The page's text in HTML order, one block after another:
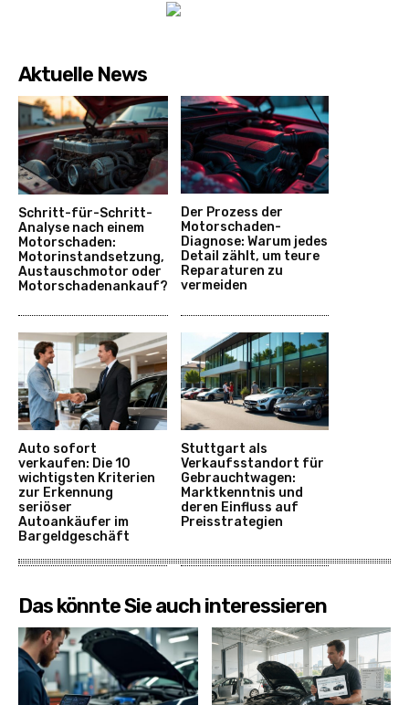
Aktuelle News
Schritt-für-Schritt-
Analyse nach einem
Motorschaden:
Motorinstandsetzung,
Austauschmotor oder
Motorschadenankauf?
Der Prozess der
Motorschaden-
Diagnose: Warum jedes
Detail zählt, um teure
Reparaturen zu
vermeiden
Auto sofort
verkaufen: Die 10
wichtigsten Kriterien
zur Erkennung
seriöser
Autoankäufer im
Bargeldgeschäft
Stuttgart als
Verkaufsstandort für
Gebrauchtwagen:
Marktkenntnis und
deren Einfluss auf
Preisstrategien
Das könnte Sie auch interessieren